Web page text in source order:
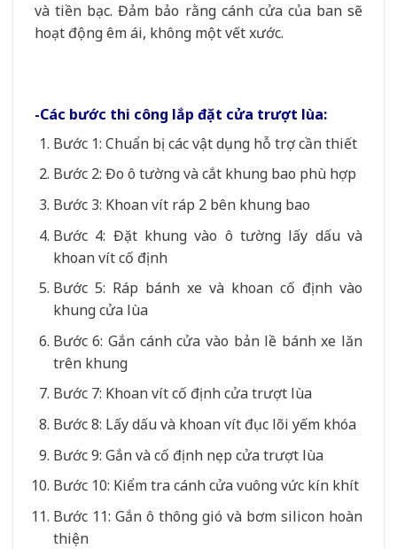
và tiền bạc. Đảm bảo rằng cánh cửa của ban sẽ
hoạt động êm ái, không một vết xước.
-Các bước thi công lắp đặt cửa trượt lùa:
Bước 1: Chuẩn bị các vật dụng hỗ trợ cần thiết
Bước 2: Đo ô tường và cắt khung bao phù hợp
Bước 3: Khoan vít ráp 2 bên khung bao
Bước 4: Đặt khung vào ô tường lấy dấu và
khoan vít cố định
Bước 5: Ráp bánh xe và khoan cố định vào
khung cửa lùa
Bước 6: Gắn cánh cửa vào bản lề bánh xe lăn
trên khung
Bước 7: Khoan vít cố định cửa trượt lùa
Bước 8: Lấy dấu và khoan vít đục lõi yếm khóa
Bước 9: Gắn và cố định nẹp cửa trượt lùa
Bước 10: Kiểm tra cánh cửa vuông vức kín khít
Bước 11: Gắn ô thông gió và bơm silicon hoàn
thiện